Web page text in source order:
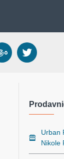
Urban
Nikole